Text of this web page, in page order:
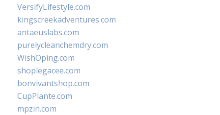
VersifyLifestyle.com
kingscreekadventures.com
antaeuslabs.com
purelycleanchemdry.com
WishOping.com
shoplegacee.com
bonvivantshop.com
CupPlante.com
mpzin.com